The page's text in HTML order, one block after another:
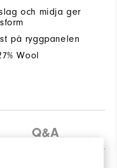
och midja ger
på ryggpanelen
Wool
Q&A